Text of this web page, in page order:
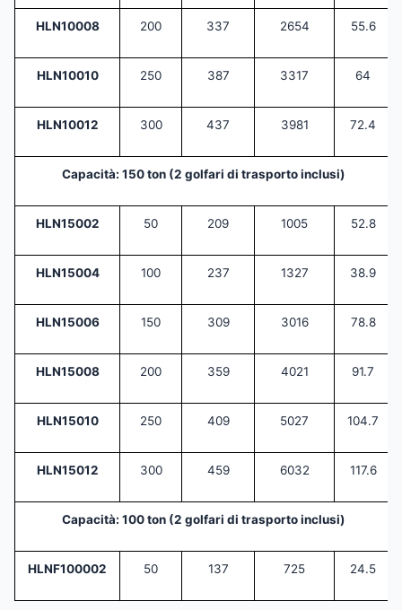
HLN10008 200 337 2654 55.6
HLN10010 250 387 3317 64
HLN10012 300 437 3981 72.4
Capacità: 150 ton (2 golfari di trasporto inclusi)
HLN15002 50 209 1005 52.8
HLN15004 100 237 1327 38.9
HLN15006 150 309 3016 78.8
HLN15008 200 359 4021 91.7
HLN15010 250 409 5027 104.7
HLN15012 300 459 6032 117.6
Capacità: 100 ton (2 golfari di trasporto inclusi)
HLNF100002 50 137 725 24.5